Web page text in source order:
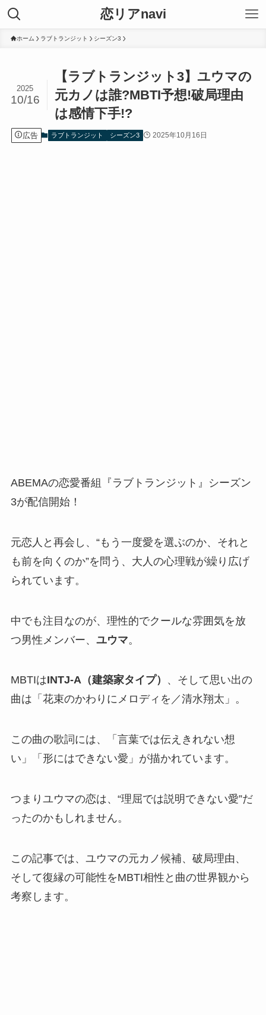
恋リアnavi
ホーム ラブトランジット シーズン3
【ラブトランジット3】ユウマの
元カノは誰?MBTI予想!破局理由
は感情下手!?
2025
10/16
広告 ラブトランジット シーズン3 2025年10月16日
ABEMAの恋愛番組『ラブトランジット』シーズン
3が配信開始！
元恋人と再会し、“もう一度愛を選ぶのか、それと
も前を向くのか”を問う、大人の心理戦が繰り広げ
られています。
中でも注目なのが、理性的でクールな雰囲気を放
つ男性メンバー、 ユウマ。
MBTIはINTJ-A（建築家タイプ）
、そして思い出の
曲は「花束のかわりにメロディを／清水翔太」。
この曲の歌詞には、「言葉では伝えきれない想
い」「形にはできない愛」が描かれています。
つまりユウマの恋は、“理屈では説明できない愛”だ
ったのかもしれません。
この記事では、ユウマの元カノ候補、破局理由、
そして復縁の可能性をMBTI相性と曲の世界観から
考察します。